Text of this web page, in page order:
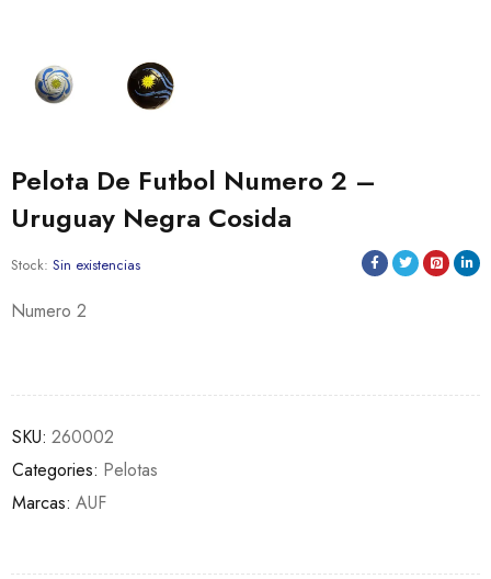
Pelota De Futbol Numero 2 –
Uruguay Negra Cosida
Stock: Sin existencias
Numero 2
SKU: 260002
Categories: Pelotas
Marcas: AUF